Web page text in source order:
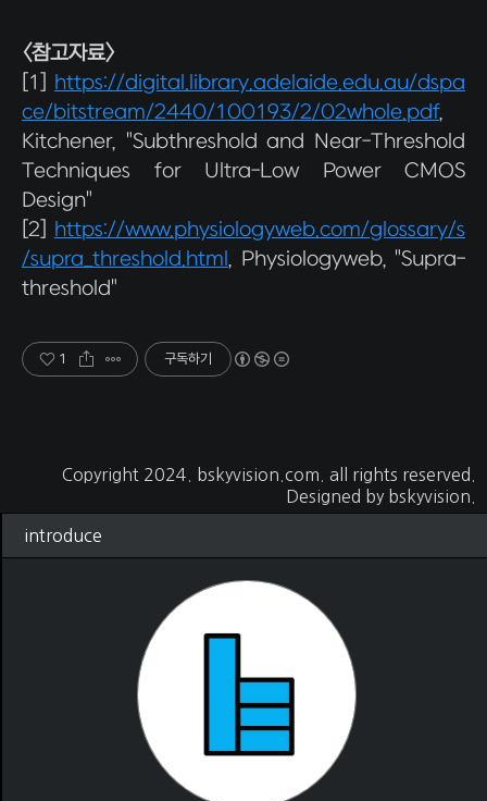
<참고자료>
[1] https://digital.library.adelaide.edu.au/dspa
ce/bitstream/2440/100193/2/02whole.pdf,
Kitchener, "Subthreshold and Near-Threshold
Techniques for Ultra-Low Power CMOS
Design"
[2] https://www.physiologyweb.com/glossary/s
/supra_threshold.html , Physiologyweb, "Supra-
threshold"
1 구독하기
Copyright 2024. bskyvision.com . all rights reserved.
Designed by bskyvision.
introduce